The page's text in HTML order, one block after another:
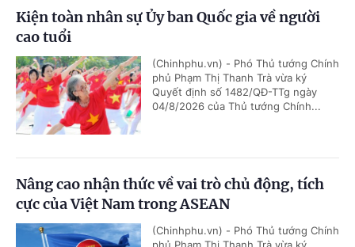
Kiện toàn nhân sự Ủy ban Quốc gia về người
cao tuổi
(Chinhphu.vn) - Phó Thủ tướng Chính
phủ Phạm Thị Thanh Trà vừa ký
Quyết định số 1482/QĐ-TTg ngày
04/8/2026 của Thủ tướng Chính...
Nâng cao nhận thức về vai trò chủ động, tích
cực của Việt Nam trong ASEAN
(Chinhphu.vn) - Phó Thủ tướng Chính
phủ Phạm Thị Thanh Trà vừa ký